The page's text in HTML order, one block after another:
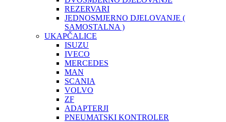
REZERVARI
JEDNOSMJERNO DJELOVANJE (
SAMOSTALNA )
UKAPČALICE
ISUZU
IVECO
MERCEDES
MAN
SCANIA
VOLVO
ZF
ADAPTERJI
PNEUMATSKI KONTROLER